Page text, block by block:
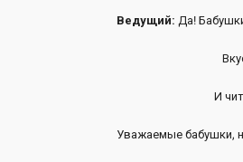
Ведущий: Да!
Вкусные
И читать нам
Уважаемые бабушки,